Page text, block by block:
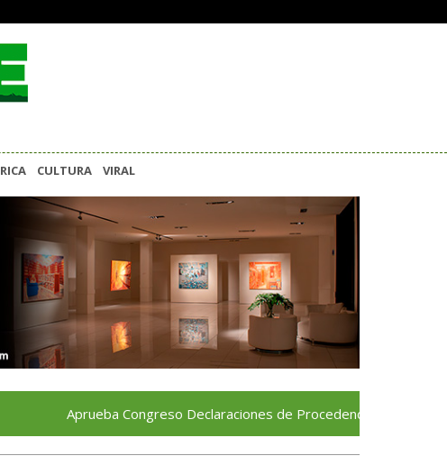
CULTURA VIRAL
Aprueba Congreso Declaraciones de Procedencia en contra de dos